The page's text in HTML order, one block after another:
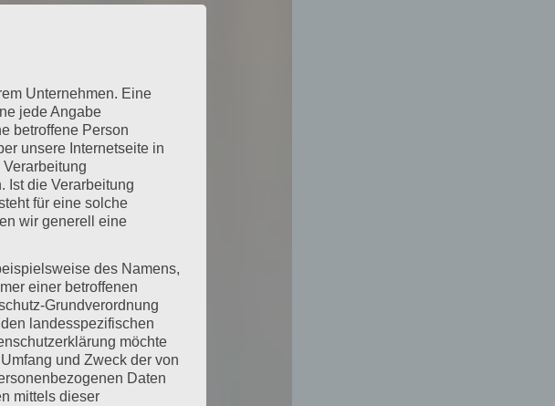
Unternehmen. Eine
jede Angabe
betroffene Person
unsere Internetseite in
Ist die Verarbeitung
für eine solche
wir generell eine
des Namens,
einer betroffenen
Grundverordnung
landesspezifischen
möchte
und Zweck der von
Daten
mittels dieser